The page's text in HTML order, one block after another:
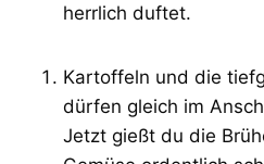
herrlich duftet.
Kartoffeln und die
dürfen gleich im
Jetzt gießt du die